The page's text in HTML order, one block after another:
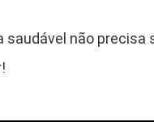
saudável não